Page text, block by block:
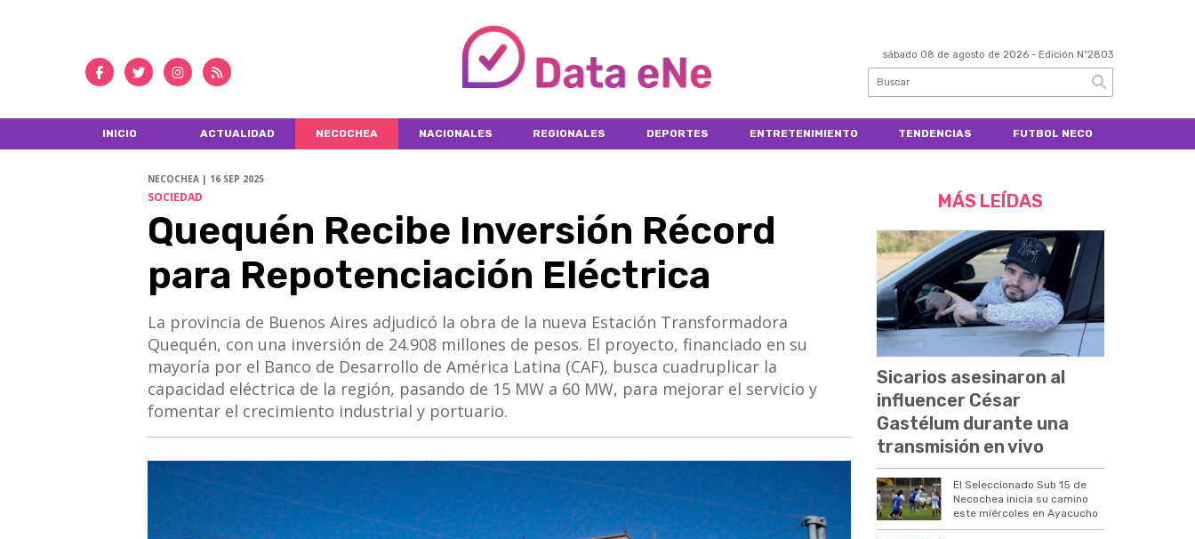
sábado 08 de agosto de 2026 - Edición Nº2803
INICIO ACTUALIDAD NECOCHEA NACIONALES REGIONALES DEPORTES ENTRETENIMIENTO TENDENCIAS FUTBOL NECO
NECOCHEA | 16 SEP 2025
SOCIEDAD
Quequén Recibe Inversión Récord
para Repotenciación Eléctrica
La provincia de Buenos Aires adjudicó la obra de la nueva Estación Transformadora
Quequén, con una inversión de 24.908 millones de pesos. El proyecto, financiado en su
mayoría por el Banco de Desarrollo de América Latina (CAF), busca cuadruplicar la
capacidad eléctrica de la región, pasando de 15 MW a 60 MW, para mejorar el servicio y
fomentar el crecimiento industrial y portuario.
MÁS LEÍDAS
Sicarios asesinaron al
influencer César
Gastélum durante una
transmisión en vivo
El Seleccionado Sub 15 de
Necochea inicia su camino
este miércoles en Ayacucho